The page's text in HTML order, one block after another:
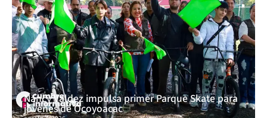
Nancy Valdez impulsa primer Parque Skate para
jóvenes de Ocoyoacac